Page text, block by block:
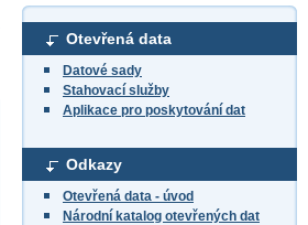
Otevřená data
Datové sady
Stahovací služby
Aplikace pro poskytování dat
Odkazy
Otevřená data - úvod
Národní katalog otevřených dat